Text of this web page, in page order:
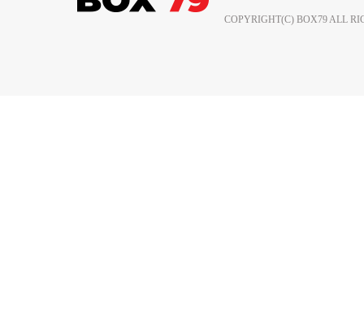
COPYRIGHT(C) BOX79 ALL